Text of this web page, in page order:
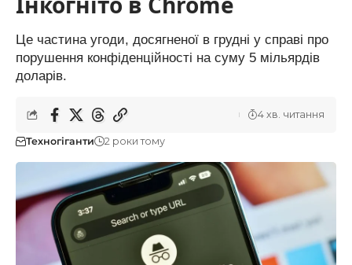
Це частина угоди, досягненої в грудні у справі про
порушення конфіденційності на суму 5 мільярдів
доларів.
Техногіганти 2 роки тому
4 хв. читання